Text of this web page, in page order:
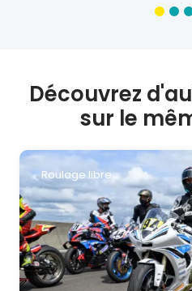
Découvrez
sur le
Roulage libre